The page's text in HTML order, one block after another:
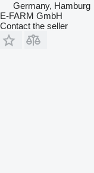
Germany, Hamburg
E-FARM GmbH
Contact the seller